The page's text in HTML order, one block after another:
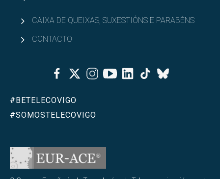
CAIXA DE QUEIXAS, SUXESTIÓNS E PARABÉNS
CONTACTO
FacebookTwitterInstagramYoutubeLinkedinTiktok
Bluesky
#BETELECOVIGO
#SOMOSTELECOVIGO